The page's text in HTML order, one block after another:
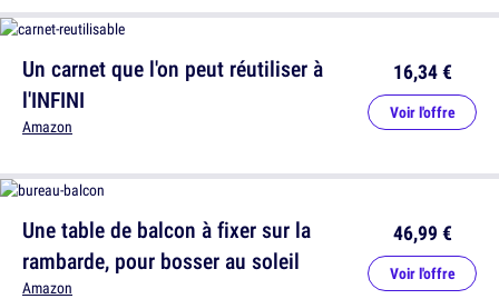
Une table de balcon à fixer sur la
rambarde, pour bosser au soleil
Amazon
46,99 €
Voir l'offre
Un carnet que l'on peut réutiliser à
l'INFINI
Amazon
16,34 €
Voir l'offre